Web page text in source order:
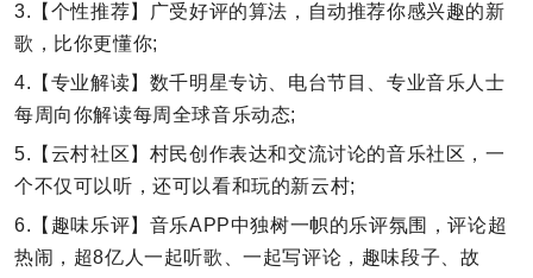
3.【个性推荐】广受好评的算法，自动推荐你感兴趣的新
歌，比你更懂你;
4.【专业解读】数千明星专访、电台节目、专业音乐人士
每周向你解读每周全球音乐动态;
5.【云村社区】村民创作表达和交流讨论的音乐社区，一
个不仅可以听，还可以看和玩的新云村;
6.【趣味乐评】音乐APP中独树一帜的乐评氛围，评论超
热闹，超8亿人一起听歌、一起写评论，趣味段子、故